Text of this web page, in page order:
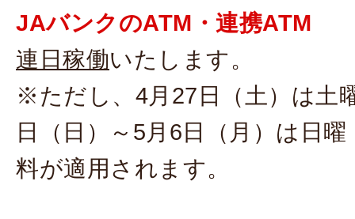
JAバンクのATM・連携ATM
連日稼働いたします。
※ただし、4月27日（土）は土
日（日）～5月6日（月）は日
料が適用されます。